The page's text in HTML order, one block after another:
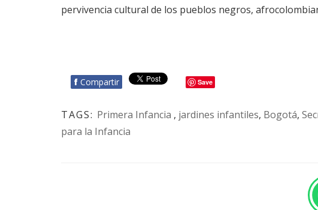
pervivencia cultural de los pueblos negros,
f Compartir Save
TAGS: Primera Infancia , jardines infantiles, Bogotá,
para la Infancia